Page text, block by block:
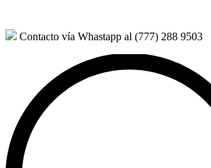
Contacto vía Whastapp al (777) 288 9503